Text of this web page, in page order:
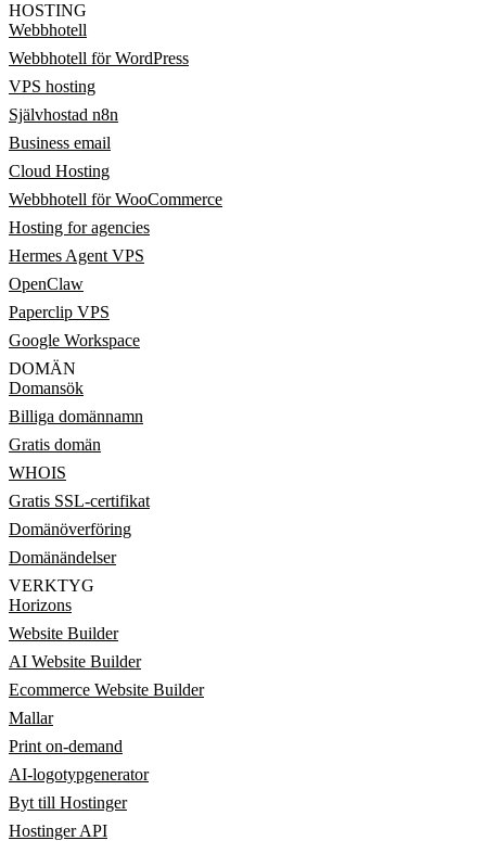
HOSTING
Webbhotell
Webbhotell för WordPress
VPS hosting
Självhostad n8n
Business email
Cloud Hosting
Webbhotell för WooCommerce
Hosting for agencies
Hermes Agent VPS
OpenClaw
Paperclip VPS
Google Workspace
DOMÄN
Domansök
Billiga domännamn
Gratis domän
WHOIS
Gratis SSL-certifikat
Domänöverföring
Domänändelser
VERKTYG
Horizons
Website Builder
AI Website Builder
Ecommerce Website Builder
Mallar
Print on-demand
AI-logotypgenerator
Byt till Hostinger
Hostinger API